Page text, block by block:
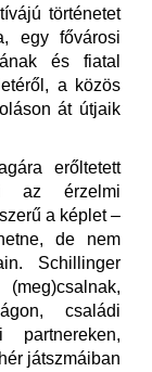
történetet
egy fővárosi
és fiatal
a közös
át útjaik
erőltetett
az érzelmi
a képlet –
de nem
Schillinger
családi
játszmáiban